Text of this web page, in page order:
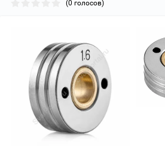
(0 голосов)